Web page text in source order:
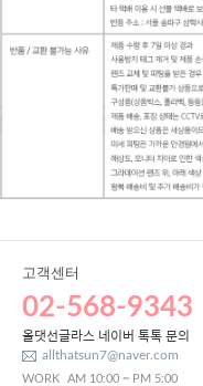
고객센터
02-568-9343
올댓선글라스 네이버 톡톡 문의
allthatsun7@naver.com
WORK AM 10:00 ~ PM 5:00